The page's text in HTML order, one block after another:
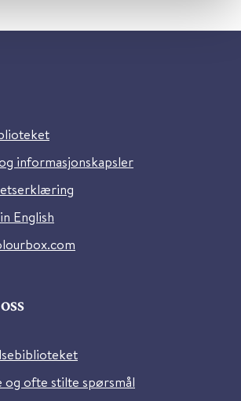
informasjonskapsler
English
ofte stilte spørsmål